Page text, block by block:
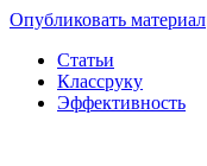
Опубликовать материал
Статьи
Классруку
Эффективность